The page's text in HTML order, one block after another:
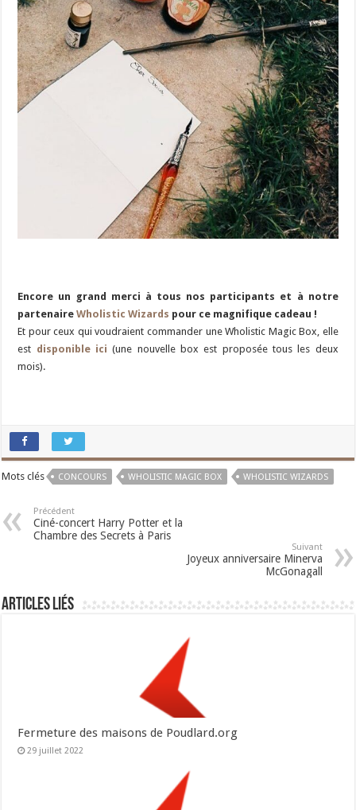
Encore un grand merci à tous nos participants et à notre
partenaireWholistic Wizards pour ce magnifique cadeau !
Et pour ceux qui voudraient commander une Wholistic Magic Box, elle
est disponible ici (une nouvelle box est proposée tous les deux
mois).
Mots clés CONCOURS WHOLISTIC MAGIC BOX WHOLISTIC WIZARDS
Précédent
Ciné-concert Harry Potter et la
Chambre des Secrets à Paris
Suivant
Joyeux anniversaire Minerva
McGonagall
Articles liés
Fermeture des maisons de Poudlard.org
29 juillet 2022